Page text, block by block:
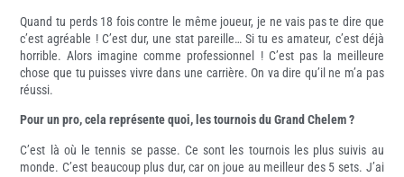
Quand tu perds 18 fois contre le même joueur, je ne vais pas te dire que
c’est agréable ! C’est dur, une stat pareille… Si tu es amateur, c’est déjà
horrible. Alors imagine comme professionnel ! C’est pas la meilleure
chose que tu puisses vivre dans une carrière. On va dire qu’il ne m’a pas
réussi.
Pour un pro, cela représente quoi, les tournois du Grand Chelem ?
C’est là où le tennis se passe. Ce sont les tournois les plus suivis au
monde. C’est beaucoup plus dur, car on joue au meilleur des 5 sets. J’ai